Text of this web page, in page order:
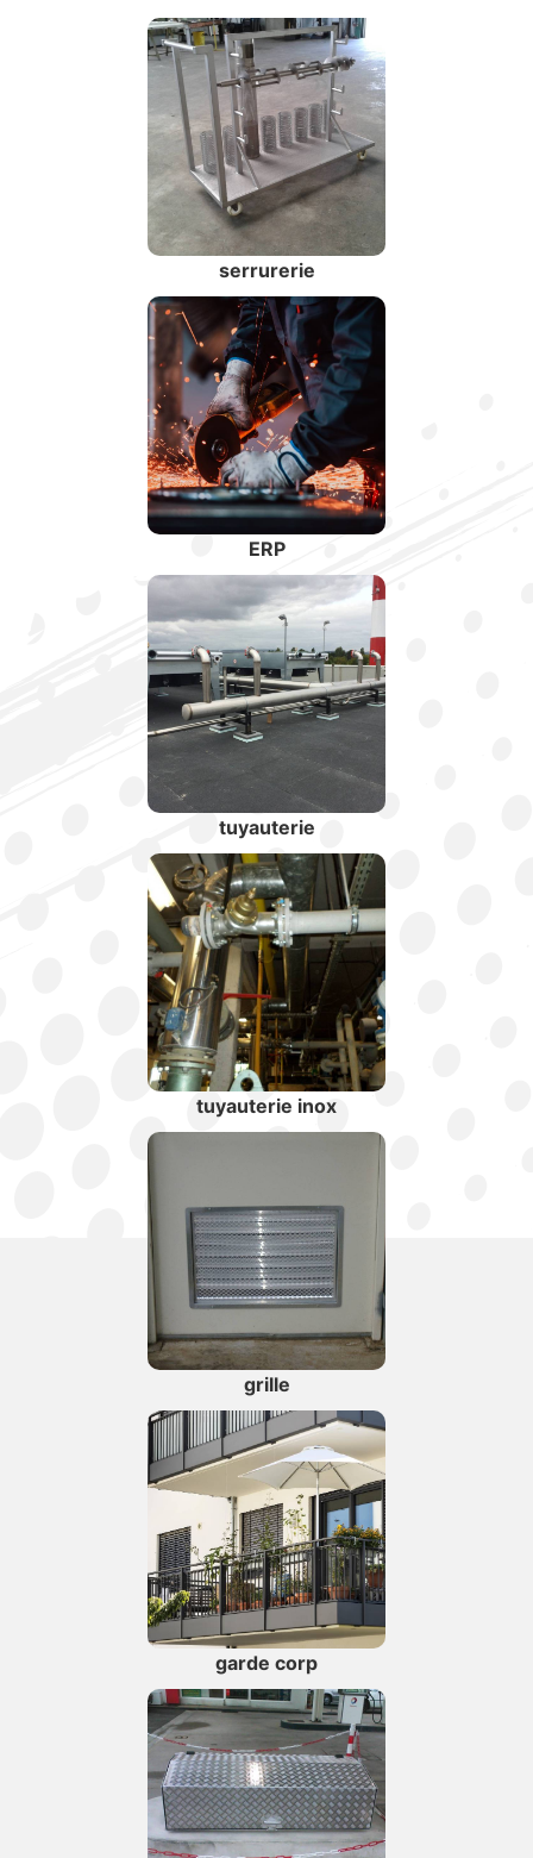
serrurerie
ERP
tuyauterie
tuyauterie inox
grille
garde corp